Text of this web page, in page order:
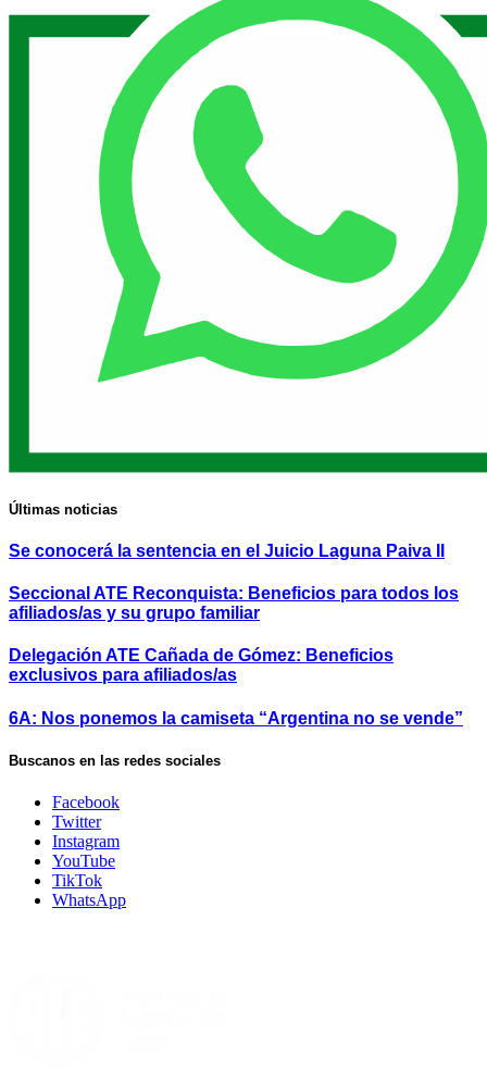
Últimas noticias
Se conocerá la sentencia en el Juicio Laguna Paiva II
Seccional ATE Reconquista: Beneficios para todos los
afiliados/as y su grupo familiar
Delegación ATE Cañada de Gómez: Beneficios
exclusivos para afiliados/as
6A: Nos ponemos la camiseta “Argentina no se vende”
Buscanos en las redes sociales
Facebook
Twitter
Instagram
YouTube
TikTok
WhatsApp